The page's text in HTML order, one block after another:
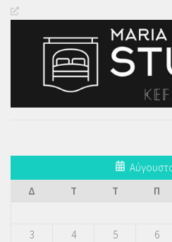
Δ
Τ Τ Π
3
4 5 6